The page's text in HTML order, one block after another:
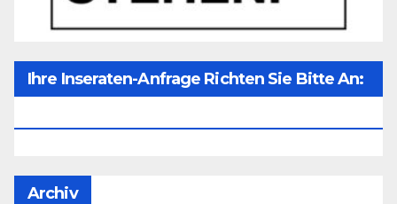
Ihre Inseraten-Anfrage Richten Sie Bitte An:
Archiv